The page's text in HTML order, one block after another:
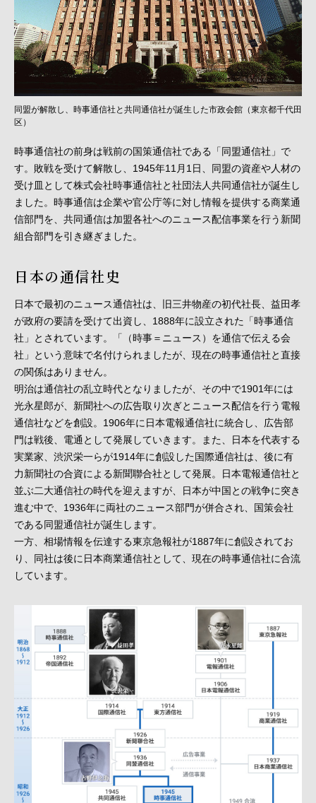
同盟が解散し、時事通信社と共同通信社が誕生した市政会館（東京都千代田
区）
時事通信社の前身は戦前の国策通信社である「同盟通信社」で
す。敗戦を受けて解散し、1945年11月1日、同盟の資産や人材の
受け皿として株式会社時事通信社と社団法人共同通信社が誕生し
ました。時事通信は企業や官公庁等に対し情報を提供する商業通
信部門を、共同通信は加盟各社へのニュース配信事業を行う新聞
組合部門を引き継ぎました。
日本の通信社史
日本で最初のニュース通信社は、旧三井物産の初代社長、益田孝
が政府の要請を受けて出資し、1888年に設立された「時事通信
社」とされています。「（時事＝ニュース）を通信で伝える会
社」という意味で名付けられましたが、現在の時事通信社と直接
の関係はありません。
明治は通信社の乱立時代となりましたが、その中で1901年には
光永星郎が、新聞社への広告取り次ぎとニュース配信を行う電報
通信社などを創設。1906年に日本電報通信社に統合し、広告部
門は戦後、電通として発展していきます。また、日本を代表する
実業家、渋沢栄一らが1914年に創設した国際通信社は、後に有
力新聞社の合資による新聞聯合社として発展。日本電報通信社と
並ぶ二大通信社の時代を迎えますが、日本が中国との戦争に突き
進む中で、1936年に両社のニュース部門が併合され、国策会社
である同盟通信社が誕生します。
一方、相場情報を伝達する東京急報社が1887年に創設されてお
り、同社は後に日本商業通信社として、現在の時事通信社に合流
しています。
増田孝 光永星郎
渋沢栄一
古野伊之助